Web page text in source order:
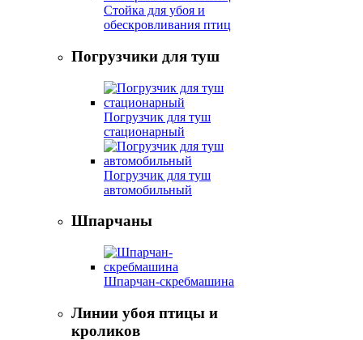
Стойка для убоя и
обескровливания птиц
Погрузчики для туш
Погрузчик для туш
стационарный
Погрузчик для туш
автомобильный
Шпарчаны
Шпарчан-скребмашина
Линии убоя птицы и
кроликов